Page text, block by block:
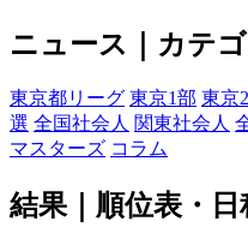
ニュース｜カテゴ
東京都リーグ 東京1部 東京
選 全国社会人 関東社会人
マスターズ コラム
結果｜順位表・日